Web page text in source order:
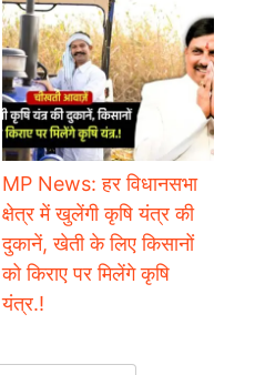
MP News: हर विधानसभा
क्षेत्र में खुलेंगी कृषि यंत्र की
दुकानें, खेती के लिए किसानों
को किराए पर मिलेंगे कृषि
यंत्र.!